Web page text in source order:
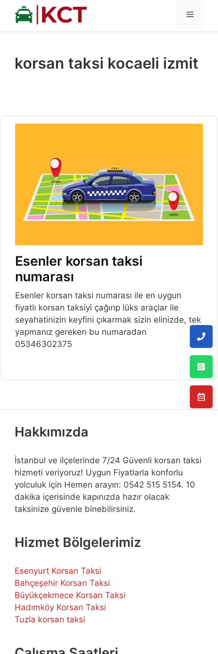
İçeriğe
MENÜ
korsan taksi kocaeli izmit
Esenler korsan taksi
numarası
Esenler korsan taksi numarası ile en uygun
fiyatlı korsan taksiyi çağırıp lüks araçlar ile
seyahatinizin keyfini çıkarmak sizin elinizde, tek
yapmanız gereken bu numaradan
05346302375
Hakkımızda
İstanbul ve ilçelerinde 7/24 Güvenli korsan taksi
hizmeti veriyoruz! Uygun Fiyatlarla konforlu
yolculuk için Hemen arayın: 0542 515 5154. 10
dakika içerisinde kapınızda hazır olacak
taksinize güvenle binebilirsiniz.
Hizmet Bölgelerimiz
Esenyurt Korsan Taksi
Bahçeşehir Korsan Taksi
Büyükçekmece Korsan Taksi
Hadımköy Korsan Taksi
Tuzla korsan taksi